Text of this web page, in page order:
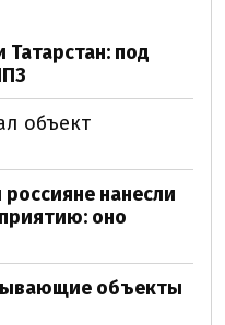
Татарстан: под
объект
нанесли
оно
объекты